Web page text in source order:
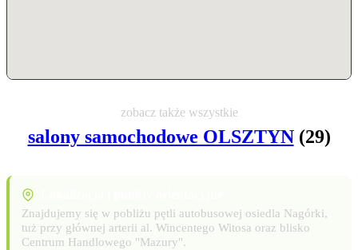
zobacz także wszystkie
salony samochodowe OLSZTYN(29)
Znajdujemy się w pobliżu pętli autobusowej osiedla Nagórki,
tuż przy głównej arterii al. Wincentego Witosa oraz blisko
Centrum Handlowego "Mazury".